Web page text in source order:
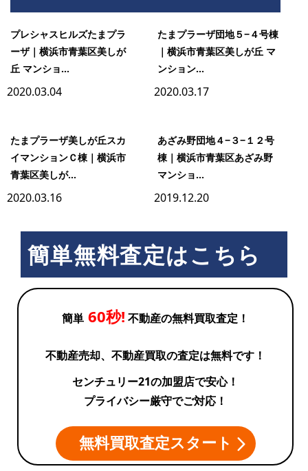
野
団
地
３
−２
−２
棟
プレシャスヒルズたまプラ
ーザ｜横浜市青葉区美しが
丘 マンショ...
2020.03.04
たまプラーザ団地５−４号棟
｜横浜市青葉区美しが丘 マ
ンション...
2020.03.17
たまプラーザ美しが丘スカ
イマンションＣ棟｜横浜市
青葉区美しが...
2020.03.16
あざみ野団地４−３−１２号
棟｜横浜市青葉区あざみ野
マンショ...
2019.12.20
簡単無料査定はこちら
簡単 60秒! 不動産の無料買取査定！
不動産売却、不動産買取の査定は無料です！
センチュリー21の加盟店で安心！
プライバシー厳守でご対応！
無料買取査定スタート